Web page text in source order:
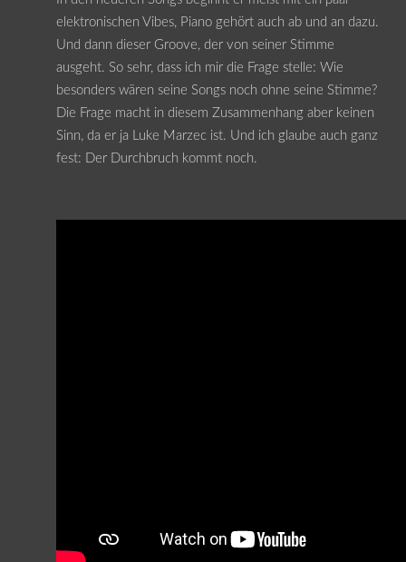
elektronischen Vibes, Piano gehört auch ab und an dazu.
Und dann dieser Groove, der von seiner Stimme
ausgeht. So sehr, dass ich mir die Frage stelle: Wie
besonders wären seine Songs noch ohne seine Stimme?
Die Frage macht in diesem Zusammenhang aber keinen
Sinn, da er ja Luke Marzec ist. Und ich glaube auch ganz
fest: Der Durchbruch kommt noch.